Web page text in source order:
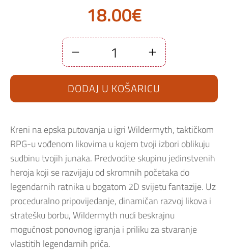
18.00€
Nintendo
Switch
DODAJ U KOŠARICU
Kreni na epska putovanja u igri Wildermyth, taktičkom
RPG-u vođenom likovima u kojem tvoji izbori oblikuju
sudbinu tvojih junaka. Predvodite skupinu jedinstvenih
heroja koji se razvijaju od skromnih početaka do
legendarnih ratnika u bogatom 2D svijetu fantazije. Uz
proceduralno pripovijedanje, dinamičan razvoj likova i
stratešku borbu, Wildermyth nudi beskrajnu
mogućnost ponovnog igranja i priliku za stvaranje
vlastitih legendarnih priča.